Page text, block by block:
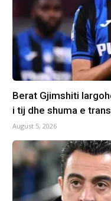
Berat Gjimshiti
i tij dhe shuma e
August 5, 2026